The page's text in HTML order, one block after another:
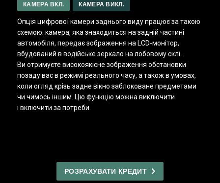
КАМЕРА ВКЛ. КАМЕРА ВИКЛ.
Опція цифрової камери заднього виду працює за такою
схемою: камера, яка знаходиться на задній частині
автомобіля, передає зображення на LCD-монітор,
вбудований в водійське зеркало на лобовому склі.
Ви отримуєте високоякісне зображення обстановки
позаду вас в режимі реального часу, а також в умовах,
коли огляд крізь задне вікно заблоковане предметами
чи чимось іншим. Цю функцію можна виключити
і включити за потреби.
РОЗРАХУВАТИ КРЕДИТ